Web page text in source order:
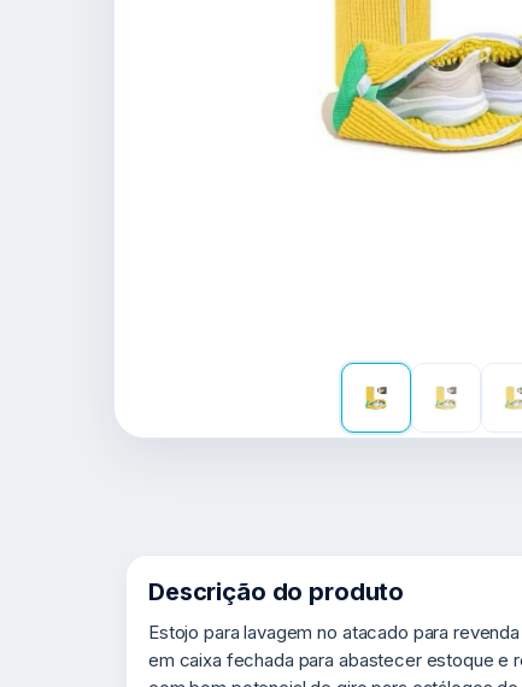
Descrição do produto
Estojo para lavagem no atacado para
em caixa fechada para abastecer estoque e